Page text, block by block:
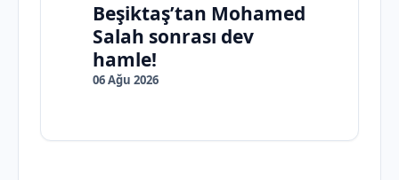
Beşiktaş’tan Mohamed
Salah sonrası dev
hamle!
06 Ağu 2026